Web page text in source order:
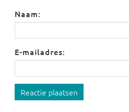
Naam:
E-mailadres:
Reactie plaatsen